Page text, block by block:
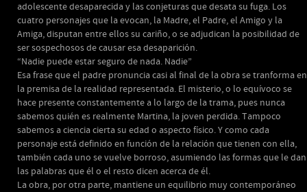
adolescente desaparecida y las conjeturas que desata su fuga. Los
cuatro personajes que la evocan, la Madre, el Padre, el Amigo y la
Amiga, disputan entre ellos su cariño, o se adjudican la posibilidad de
ser sospechosos de causar esa desaparición.
“Nadie puede estar seguro de nada. Nadie”
Esa frase que el padre pronuncia casi al final de la obra se tranforma en
la premisa de la realidad representada. El misterio, o lo equívoco se
hace presente constantemente a lo largo de la trama, pues nunca
sabemos quién es realmente Martina, la joven perdida. Tampoco
sabemos a ciencia cierta su edad o aspecto físico. Y como cada
personaje está definido en función de la relación que tienen con ella,
también cada uno se vuelve borroso, asumiendo las formas que le dan
las palabras que él o el resto dicen acerca de él.
La obra, por otra parte, mantiene un equilibrio muy contemporáneo